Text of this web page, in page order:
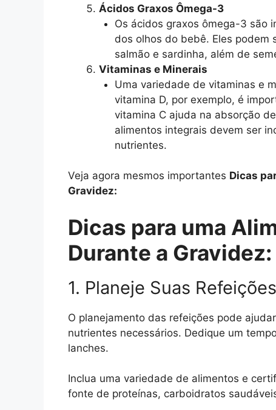
Ácidos Graxos Ômega-3
Os ácidos graxos ômega-3 são
dos olhos do bebê. Eles podem
salmão e sardinha, além de
Vitaminas e Minerais
Uma variedade de vitaminas e
vitamina D, por exemplo, é
vitamina C ajuda na absorção
alimentos integrais devem ser
nutrientes.
Veja agora mesmos importantes Dicas
Gravidez:
Dicas para uma
Durante a Gravidez:
1. Planeje Suas Refeições
O planejamento das refeições pode
nutrientes necessários. Dedique um
lanches.
Inclua uma variedade de alimentos e
fonte de proteínas, carboidratos